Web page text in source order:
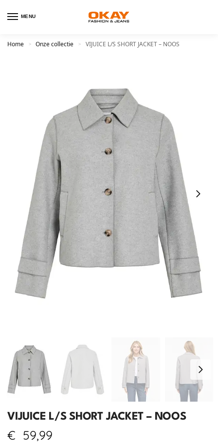
MENU
Home > Onze collectie > VIJUICE L/S SHORT JACKET – NOOS
VIJUICE L/S SHORT JACKET – NOOS
€ 59,99